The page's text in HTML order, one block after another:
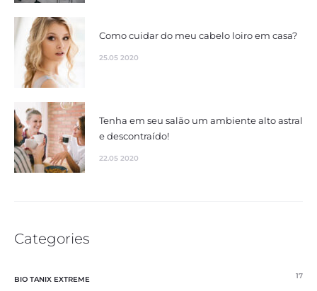
Como cuidar do meu cabelo loiro em casa?
25.05 2020
Tenha em seu salão um ambiente alto astral
e descontraído!
22.05 2020
Categories
BIO TANIX EXTREME 17